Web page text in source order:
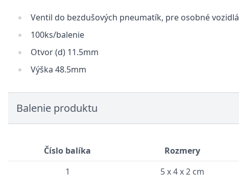
Ventil do bezdušových pneumatík, pre osobné vozidlá
100ks/balenie
Otvor (d) 11.5mm
Výška 48.5mm
Balenie produktu
Číslo balíka Rozmery
1
5 x 4 x 2 cm